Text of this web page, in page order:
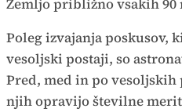
Zemljo približno vsakih 90
Poleg izvajanja poskusov,
vesoljski postaji, so
Pred, med in po
njih opravijo številne